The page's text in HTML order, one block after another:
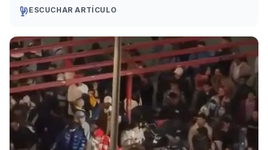
ESCUCHAR ARTÍCULO